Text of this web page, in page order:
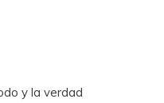
y la verdad